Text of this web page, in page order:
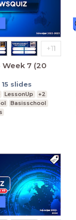
7 (20
15 slides
LessonUp
+2
Basisschool